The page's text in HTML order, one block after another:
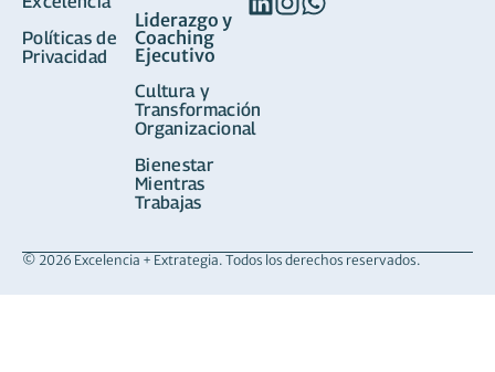
Políticas de
Privacidad
Liderazgo y
Coaching
Ejecutivo
Cultura y
Transformación
Organizacional
Bienestar
Mientras
Trabajas
© 2026 Excelencia + Extrategia. Todos los derechos reservados.